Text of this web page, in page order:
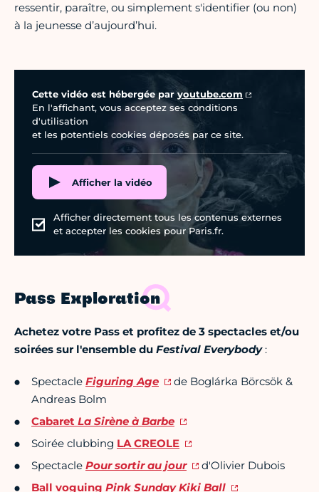
ressentir, paraître, ou simplement s'identifier (ou non)
à la jeunesse d’aujourd’hui.
Cette vidéo est hébergée paryoutube.com
En l'affichant, vous acceptez ses conditions
d'utilisation
et les potentiels cookies déposés par ce site.
Afficher la vidéo
Afficher directement tous les contenus externes
et accepter les cookies pour Paris.fr.
Pass Exploration
Achetez votre Pass et profitez de 3 spectacles et/ou
soirées sur l'ensemble du Festival Everybody :
Spectacle Figuring Age
de Boglárka Börcsök &
Andreas Bolm
Cabaret La Sirène à Barbe
Soirée clubbing LA CREOLE
Spectacle Pour sortir au jour
d'Olivier Dubois
Ball voguing Pink Sunday Kiki Ball